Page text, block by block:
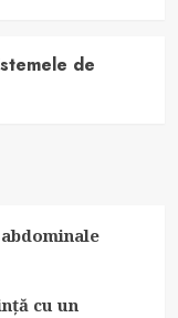
de
cu un